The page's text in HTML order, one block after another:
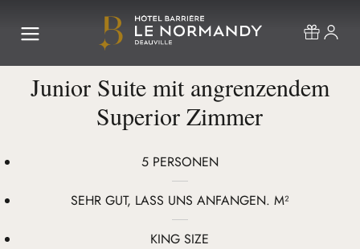
Junior Suite mit angrenzendem
Superior Zimmer
5 PERSONEN
SEHR GUT, LASS UNS ANFANGEN. M²
KING SIZE